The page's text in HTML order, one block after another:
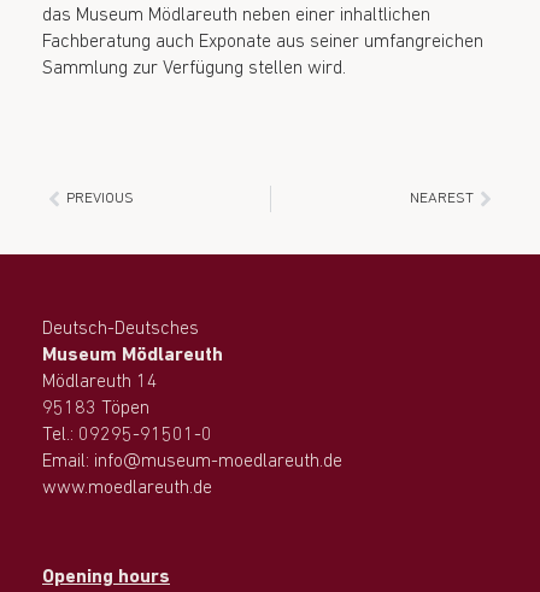
das Museum Mödlareuth neben einer inhaltlichen
Fachberatung auch Exponate aus seiner umfangreichen
Sammlung zur Verfügung stellen wird.
PREVIOUS NEAREST
Deutsch-Deutsches
Museum Mödlareuth
Mödlareuth 14
95183 Töpen
Tel.: 09295-91501-0
Email: info@museum-moedlareuth.de
www.moedlareuth.de
Opening hours